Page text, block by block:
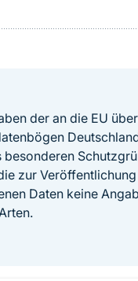
der an die EU
besonderen
zur Veröffentlichung
Daten keine